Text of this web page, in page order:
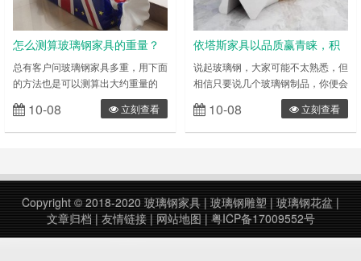
花盆休闲椅组合特点：玻璃钢花盆具
用可塑性强……
稳，不然就会把料割坏。质料切割完
毕后，就……
怎么测算玻璃钢家具的重量？
总有客户问玻璃钢家具多重，用下面
的方法也是可以测算出大约重量的
下面告诉大家 1 立方米的玻璃钢有
多重 玻璃钢也叫玻璃纤维增强树
脂，玻璃纤维增强树脂实际上多数是
70C~120C 之间.当这种树脂固化后,
密度一般在 1.35~1.45 g/mm3.常用
的型号有 Somos 11120 / Somos
10-08 立刻查看
依塔斯家具以品质赢青睐，积
极抢占玻璃钢制品市场
说起玻璃钢，大家可能不太熟悉，但
相信只要说几个玻璃钢制品，你便会
恍然大悟，比如垃圾桶、室外坐凳、
商场桌椅、前台桌面。其实，玻璃钢
是复合材料的一种，在与金属、木
等特点，从材料行业中脱颖而出。如
今，玻璃钢从一种新型材料成为了通
用材料，是现代材料界的新宠儿。目
前，我国专注于玻璃钢制品生产的优
10-08 立刻查看
Copyright © 2018-2020 玻璃钢家具 | 玻璃钢雕塑 | 玻璃钢花盆 |
文章归档 | 友情链接| 网站地图 | 粤ICP备17009552号